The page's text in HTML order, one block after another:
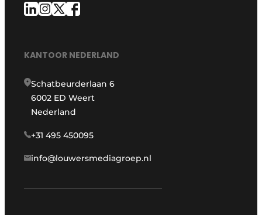
KANTOOR NEDERLAND
Schatbeurderlaan 6
6002 ED Weert
Nederland
+31 495 450095
info@louwersmediagroep.nl